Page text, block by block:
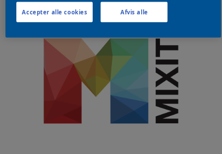
Afvis alle
Accepter alle cookies